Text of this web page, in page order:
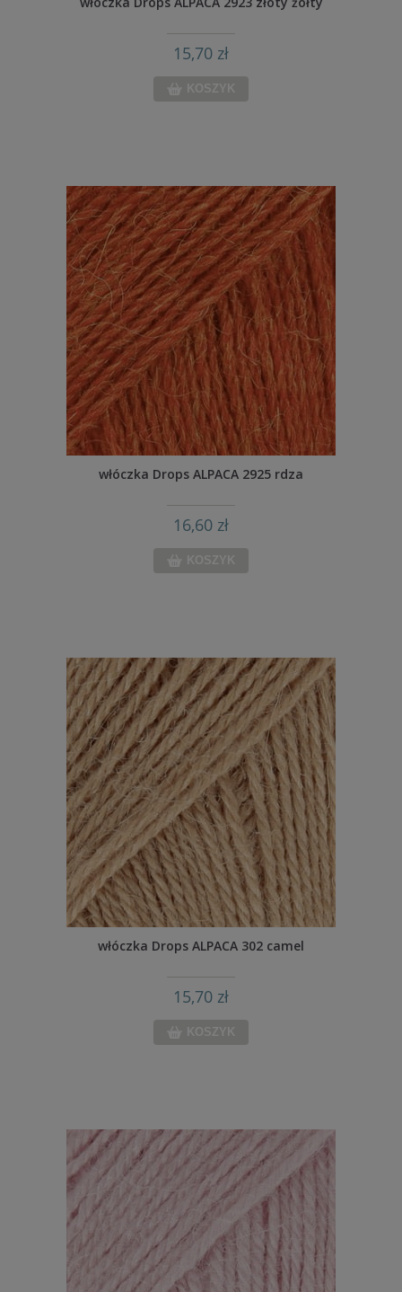
15,70 zł
KOSZYK
włóczka Drops ALPACA 2925 rdza
16,60 zł
KOSZYK
włóczka Drops ALPACA 302 camel
15,70 zł
KOSZYK